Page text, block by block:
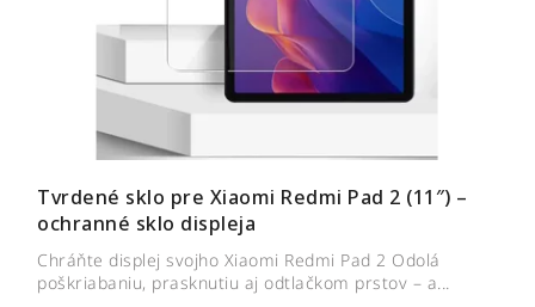
Tvrdené sklo pre Xiaomi Redmi Pad 2 (11″) –
ochranné sklo displeja
Chráňte displej svojho Xiaomi Redmi Pad 2 Odolá
poškriabaniu, prasknutiu aj odtlačkom prstov – a...